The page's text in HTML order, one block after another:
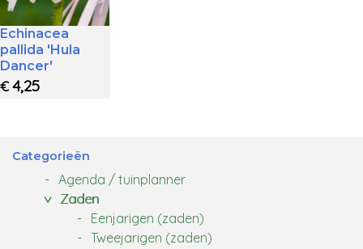
Echinacea
pallida 'Hula
Dancer'
€ 4,25
Categorieën
Agenda / tuinplanner
Zaden
Eenjarigen (zaden)
Tweejarigen (zaden)